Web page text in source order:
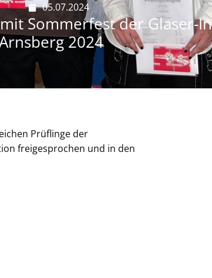
05.07.2024
Sommerfest der Glaser-
2024
Prüflinge der
freigesprochen und in den